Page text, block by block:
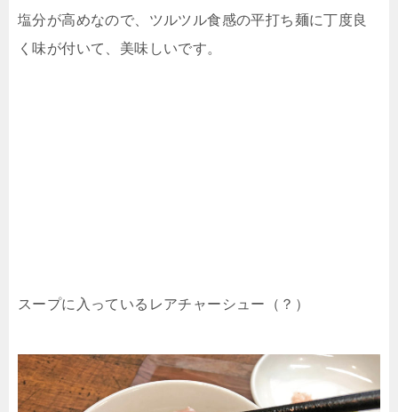
塩分が高めなので、ツルツル食感の平打ち麺に丁度良
く味が付いて、美味しいです。
スープに入っているレアチャーシュー（？）